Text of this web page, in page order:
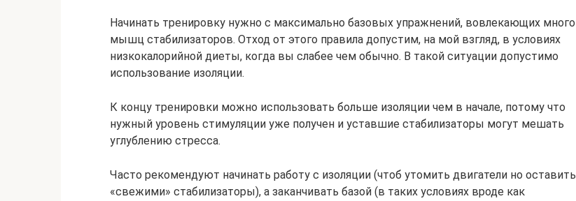
Начинать тренировку нужно с максимально базовых упражнений, вовлекающих много
мышц стабилизаторов. Отход от этого правила допустим, на мой взгляд, в условиях
низкокалорийной диеты, когда вы слабее чем обычно. В такой ситуации допустимо
использование изоляции.
К концу тренировки можно использовать больше изоляции чем в начале, потому что
нужный уровень стимуляции уже получен и уставшие стабилизаторы могут мешать
углублению стресса.
Часто рекомендуют начинать работу с изоляции (чтоб утомить двигатели но оставить
«свежими» стабилизаторы), а заканчивать базой (в таких условиях вроде как